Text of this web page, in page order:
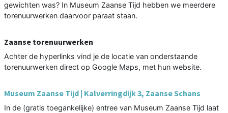
gewichten was? In Museum Zaanse Tijd hebben we meerdere
torenuurwerken daarvoor paraat staan.
Zaanse torenuurwerken
Achter de hyperlinks vind je de locatie van onderstaande
torenuurwerken direct op Google Maps, met hun website.
Museum Zaanse Tijd | Kalverringdijk 3, Zaanse Schans
In de (gratis toegankelijke) entree van Museum Zaanse Tijd laat